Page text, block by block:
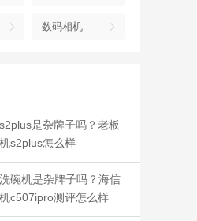
数码相机
是杂牌子吗？老板
s2plus怎么样
碗机是杂牌子吗？海信
c507ipro测评怎么样